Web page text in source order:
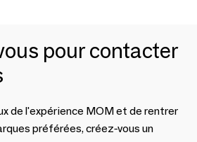
pour contacter
de l'expérience MOM et de rentrer
préférées, créez-vous un